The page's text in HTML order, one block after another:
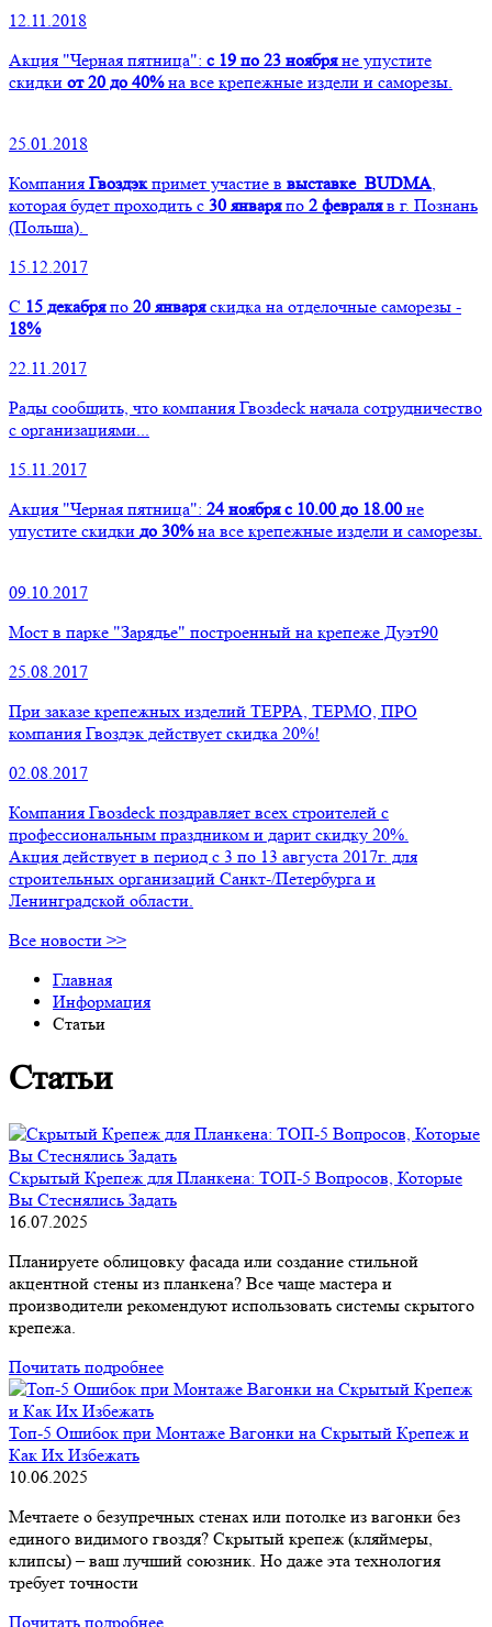
12.11.2018
Акция "Черная пятница": с 19 по 23 ноябряне упустите
скидки от 20 до 40%на все крепежные издели и саморезы.
25.01.2018
Компания Гвоздэкпримет участие в выставке BUDMA,
которая будет проходить с 30 январяпо 2 февраляв г. Познань
(Польша).
15.12.2017
C 15 декабряпо 20 январяскидка на отделочные саморезы -
18%
22.11.2017
Рады сообщить, что компания Гвозdeck начала сотрудничество
с организациями...
15.11.2017
Акция "Черная пятница": 24 ноября с 10.00 до 18.00 не
упустите скидки до 30%на все крепежные издели и саморезы.
09.10.2017
Мост в парке "Зарядье" построенный на крепеже Дуэт90
25.08.2017
При заказе крепежных изделий ТЕРРА, ТЕРМО, ПРО
компания Гвоздэк действует скидка 20%!
02.08.2017
Компания Гвозdeck поздравляет всех строителей с
профессиональным праздником и дарит скидку 20%.
Акция действует в период с 3 по 13 августа 2017г. для
строительных организаций Санкт-/Петербурга и
Ленинградской области.
Все новости >>
Главная
Информация
Статьи
Статьи
Скрытый Крепеж для Планкена: ТОП-5 Вопросов, Которые
Вы Стеснялись Задать
16.07.2025
Планируете облицовку фасада или создание стильной
акцентной стены из планкена? Все чаще мастера и
производители рекомендуют использовать системы скрытого
крепежа.
Почитать подробнее
Топ-5 Ошибок при Монтаже Вагонки на Скрытый Крепеж и
Как Их Избежать
10.06.2025
Мечтаете о безупречных стенах или потолке из вагонки без
единого видимого гвоздя? Скрытый крепеж (кляймеры,
клипсы) – ваш лучший союзник. Но даже эта технология
требует точности
Почитать подробнее